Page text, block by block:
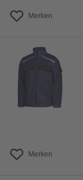
Merken
Merken